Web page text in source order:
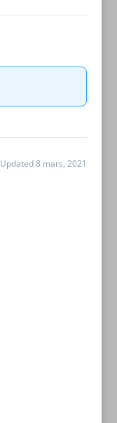
Updated 8 mars, 2021